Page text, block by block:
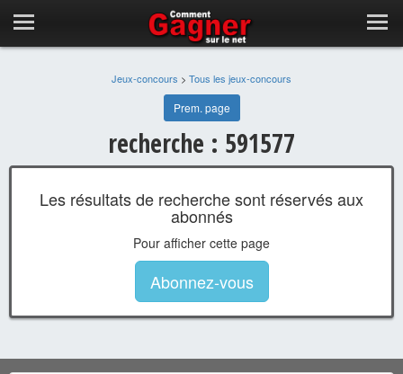
Jeux-concours > Tous les jeux-concours
Prem. page
recherche : 591577
Les résultats de recherche sont réservés aux
abonnés
Pour afficher cette page
Abonnez-vous